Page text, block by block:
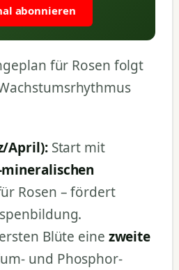
abonnieren
für Rosen folgt
April):Start mit
Rosen – fördert
Blüte eine zweite
und Phosphor-